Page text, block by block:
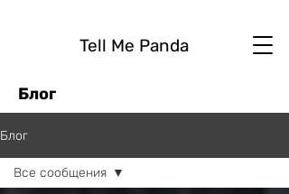
Tell Me Panda
Блог
Блог
Все сообщения